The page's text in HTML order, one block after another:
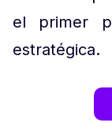
el primer
estratégica.